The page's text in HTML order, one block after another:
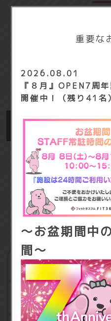
✨月会費1
※その他キャンペーン特典との
再入会キャン
～おかえりなさい～
FIT365トヨタグラン
方を対象と
スタッフ一同みなさ
通常の入会キャ
✨月会費1
※その他キャンペーン特典と
有酸
筋ト
重要な
2026.08.01
『８月』OPEN7周
開催中！（残り41名
～お盆期間中
間～